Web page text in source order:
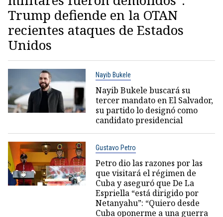
Trump defiende en la OTAN
recientes ataques de Estados
Unidos
Nayib Bukele
Nayib Bukele buscará su
tercer mandato en El Salvador,
su partido lo designó como
candidato presidencial
Gustavo Petro
Petro dio las razones por las
que visitará el régimen de
Cuba y aseguró que De La
Espriella “está dirigido por
Netanyahu”: “Quiero desde
Cuba oponerme a una guerra